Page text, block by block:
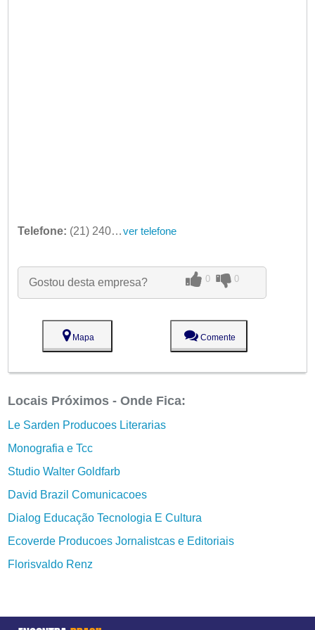
Telefone: (21) 2403-3214 ver telefone
Gostou desta empresa? 0 0
Mapa Comente
Locais Próximos - Onde Fica:
Le Sarden Producoes Literarias
Monografia e Tcc
Studio Walter Goldfarb
David Brazil Comunicacoes
Dialog Educação Tecnologia E Cultura
Ecoverde Producoes Jornalistcas e Editoriais
Florisvaldo Renz